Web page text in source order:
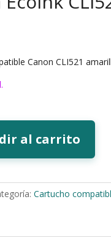
Canon CLI521
al carrito
Cartucho